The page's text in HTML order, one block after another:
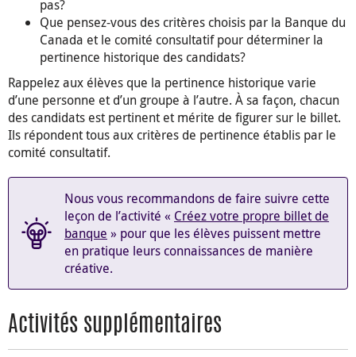
pas?
Que pensez-vous des critères choisis par la Banque du
Canada et le comité consultatif pour déterminer la
pertinence historique des candidats?
Rappelez aux élèves que la pertinence historique varie
d’une personne et d’un groupe à l’autre. À sa façon, chacun
des candidats est pertinent et mérite de figurer sur le billet.
Ils répondent tous aux critères de pertinence établis par le
comité consultatif.
Nous vous recommandons de faire suivre cette
leçon de l’activité « Créez votre propre billet de
banque » pour que les élèves puissent mettre
en pratique leurs connaissances de manière
créative.
Activités supplémentaires